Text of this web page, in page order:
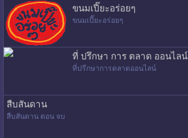
ขนมเปี๊ยะอร่อยๆ
ขนมเปี๊ยะอร่อยๆ
ที่ ปรึกษา การ ตลาด ออนไลน์
ที่ปรึกษาการตลาดออนไลน์
สืบสันดาน
สืบสันดาน ตอน จบ